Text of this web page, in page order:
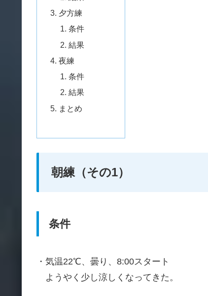
夕方練
条件
結果
夜練
条件
結果
まとめ
朝練（その1）
条件
・気温22℃、曇り、8:00スタート
ようやく少し涼しくなってきた。